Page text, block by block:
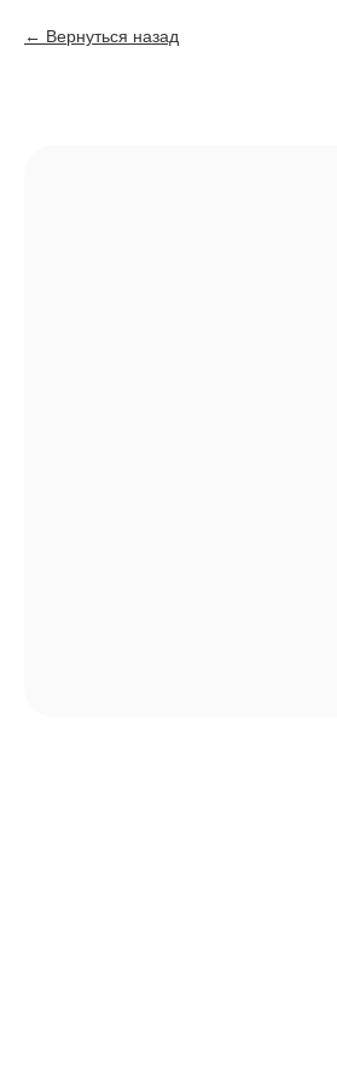
Вернуться назад